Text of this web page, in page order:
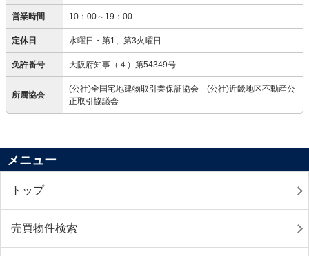
営業時間 10：00～19：00
定休日 水曜日・第1、第3火曜日
免許番号 大阪府知事（４）第54349号
所属協会
(公社)全国宅地建物取引業保証協会 (公社)近畿地区不動産公
正取引協議会
メニュー
トップ
売買物件検索